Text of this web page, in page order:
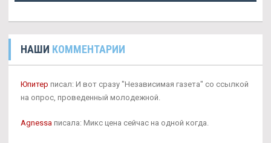
НАШИ КОММЕНТАРИИ
Юпитер писал: И вот сразу "Независимая газета" со ссылкой
на опрос, проведенный молодежной.
Agnessa писала: Микс цена сейчас на одной когда.